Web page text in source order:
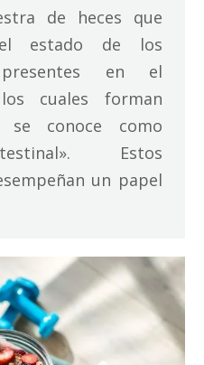
de heces que
estado de los
presentes en el
cuales forman
conoce como
Estos
un papel